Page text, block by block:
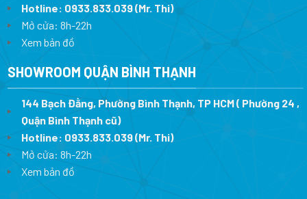
Hotline: 0933.833.039(Mr. Thi)
Mở cửa: 8h-22h
Xem bản đồ
SHOWROOM QUẬN BÌNH THẠNH
144 Bạch Đằng, Phường Bình Thạnh, TP HCM ( Phường 24 ,
Quận Bình Thạnh cũ)
Hotline: 0933.833.039(Mr. Thi)
Mở cửa: 8h-22h
Xem bản đồ